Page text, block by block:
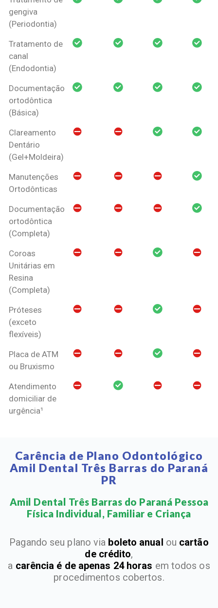
gengiva
(Periodontia)
Tratamento de
canal
(Endodontia)
Documentação
ortodôntica
(Básica)
Clareamento
Dentário
(Gel+Moldeira)
Manutenções
Ortodônticas
Documentação
ortodôntica
(Completa)
Coroas
Unitárias em
Resina
(Completa)
Próteses
(exceto
flexíveis)
Placa de ATM
ou Bruxismo
Atendimento
domiciliar de
urgência¹
Carência de Plano Odontológico
Amil Dental Três Barras do Paraná
PR
Amil Dental Três Barras do Paraná Pessoa
Física Individual, Familiar e Criança​
Pagando seu plano via boleto anual ou cartão
de crédito,
a carência é de apenas 24 horas em todos os
procedimentos cobertos.